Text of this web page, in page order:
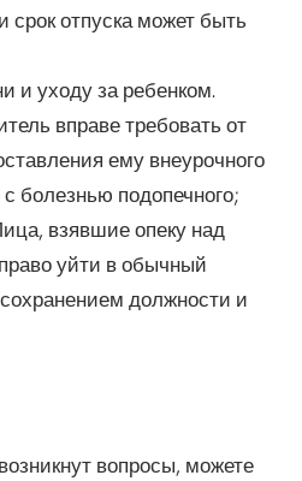
срок отпуска может быть
и уходу за ребенком.
вправе требовать от
ему внеурочного
с болезнью подопечного;
взявшие опеку над
уйти в обычный
должности и
вопросы, можете